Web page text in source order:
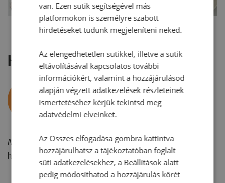
Hozzászólások
Adri
2025. October.
14. 12:00
A tojásokat szétválasztjuk és külön kell a tojásfehérjét felverni
habbá? Mert ez nem egyértelmű a recept alapján.
van. Ezen sütik segítségével más
platformokon is személyre szabott
hirdetéseket tudunk megjeleníteni neked.
Az elengedhetetlen sütikkel, illetve a sütik
eltávolításával kapcsolatos további
információkért, valamint a hozzájárulásod
alapján végzett adatkezelések részleteinek
ismertetéséhez kérjük tekintsd meg
adatvédelmi elveinket.
Az Összes elfogadása gombra kattintva
hozzájárulhatsz a tájékoztatóban foglalt
süti adatkezelésekhez, a Beállítások alatt
pedig módosíthatod a hozzájárulás körét